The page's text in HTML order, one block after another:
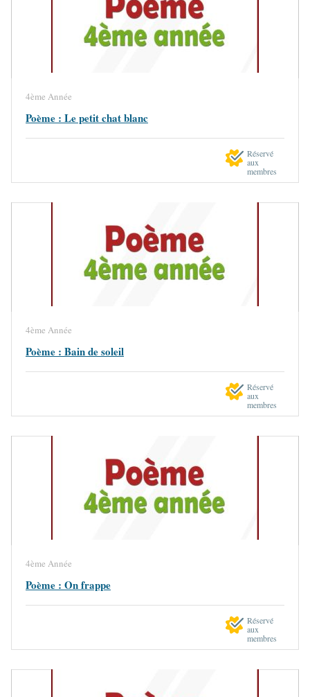
4ème Année
Poème : Le petit chat blanc
Réservé
aux
membres
4ème Année
Poème : Bain de soleil
Réservé
aux
membres
4ème Année
Poème : On frappe
Réservé
aux
membres